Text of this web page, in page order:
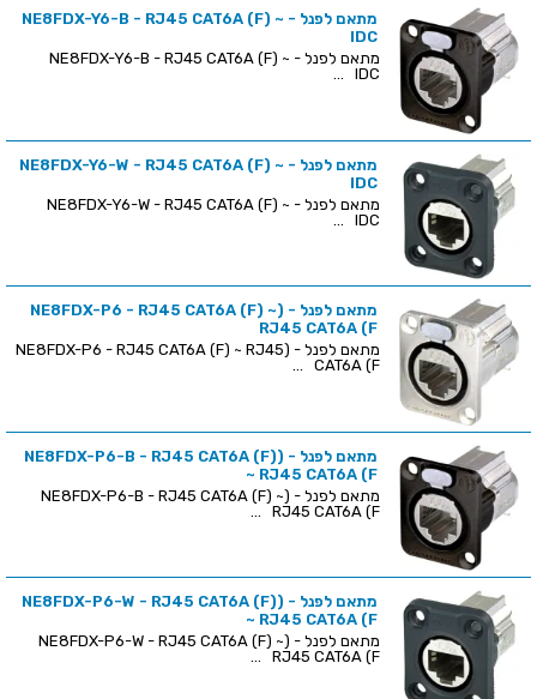
מתאם לפנל - NE8FDX-Y6-B - RJ45 CAT6A (F) ~
IDC
מתאם לפנל - NE8FDX-Y6-B - RJ45 CAT6A (F) ~
IDC ...
מתאם לפנל - NE8FDX-Y6-W - RJ45 CAT6A (F) ~
IDC
מתאם לפנל - NE8FDX-Y6-W - RJ45 CAT6A (F) ~
IDC ...
מתאם לפנל - (NE8FDX-P6 - RJ45 CAT6A (F) ~
RJ45 CAT6A (F
מתאם לפנל - (NE8FDX-P6 - RJ45 CAT6A (F) ~ RJ45
CAT6A (F ...
מתאם לפנל - (NE8FDX-P6-B - RJ45 CAT6A (F)
~ RJ45 CAT6A (F
מתאם לפנל - (NE8FDX-P6-B - RJ45 CAT6A (F) ~
RJ45 CAT6A (F ...
מתאם לפנל - (NE8FDX-P6-W - RJ45 CAT6A (F)
~ RJ45 CAT6A (F
מתאם לפנל - (NE8FDX-P6-W - RJ45 CAT6A (F) ~
RJ45 CAT6A (F ...